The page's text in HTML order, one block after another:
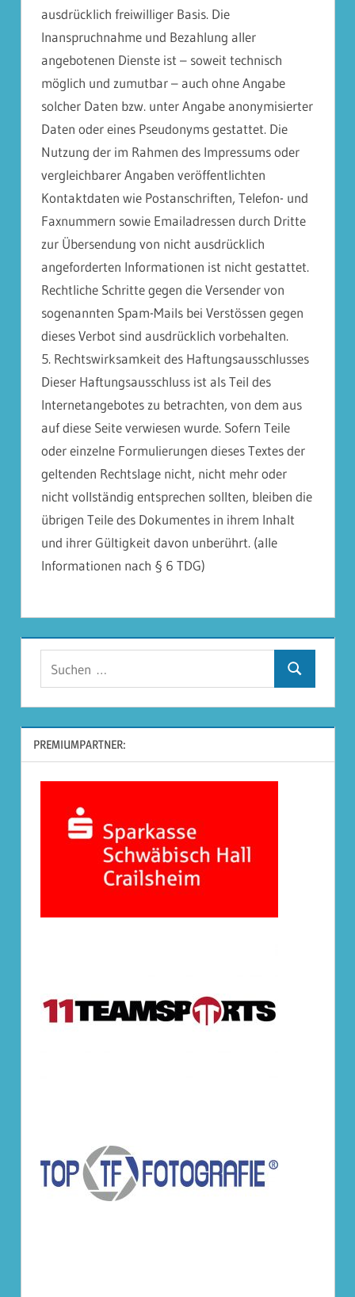
ausdrücklich freiwilliger Basis. Die
Inanspruchnahme und Bezahlung aller
angebotenen Dienste ist – soweit technisch
möglich und zumutbar – auch ohne Angabe
solcher Daten bzw. unter Angabe anonymisierter
Daten oder eines Pseudonyms gestattet. Die
Nutzung der im Rahmen des Impressums oder
vergleichbarer Angaben veröffentlichten
Kontaktdaten wie Postanschriften, Telefon- und
Faxnummern sowie Emailadressen durch Dritte
zur Übersendung von nicht ausdrücklich
angeforderten Informationen ist nicht gestattet.
Rechtliche Schritte gegen die Versender von
sogenannten Spam-Mails bei Verstössen gegen
dieses Verbot sind ausdrücklich vorbehalten.
5. Rechtswirksamkeit des Haftungsausschlusses
Dieser Haftungsausschluss ist als Teil des
Internetangebotes zu betrachten, von dem aus
auf diese Seite verwiesen wurde. Sofern Teile
oder einzelne Formulierungen dieses Textes der
geltenden Rechtslage nicht, nicht mehr oder
nicht vollständig entsprechen sollten, bleiben die
übrigen Teile des Dokumentes in ihrem Inhalt
und ihrer Gültigkeit davon unberührt. (alle
Informationen nach § 6 TDG)
Suchen
PREMIUMPARTNER: